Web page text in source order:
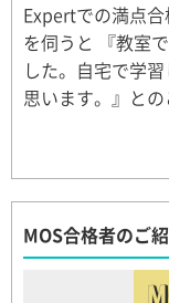
Expertでの満点
を伺うと 『教室
した。自宅で学
思います。』と
MOS合格者のご